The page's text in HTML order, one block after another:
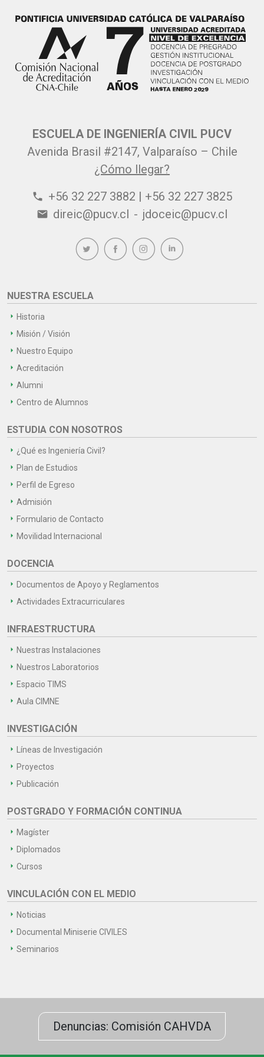
ESCUELA DE INGENIERÍA CIVIL PUCV
Avenida Brasil #2147, Valparaíso – Chile
¿Cómo llegar?
phone +56 32 227 3882 | +56 32 227 3825
email direic@pucv.cl - jdoceic@pucv.cl
NUESTRA ESCUELA
Historia
Misión / Visión
Nuestro Equipo
Acreditación
Alumni
Centro de Alumnos
ESTUDIA CON NOSOTROS
¿Qué es Ingeniería Civil?
Plan de Estudios
Perfil de Egreso
Admisión
Formulario de Contacto
Movilidad Internacional
DOCENCIA
Documentos de Apoyo y Reglamentos
Actividades Extracurriculares
INFRAESTRUCTURA
Nuestras Instalaciones
Nuestros Laboratorios
Espacio TIMS
Aula CIMNE
INVESTIGACIÓN
Líneas de Investigación
Proyectos
Publicación
POSTGRADO Y FORMACIÓN CONTINUA
Magíster
Diplomados
Cursos
VINCULACIÓN CON EL MEDIO
Noticias
Documental Miniserie CIVILES
Seminarios
Denuncias: Comisión CAHVDA